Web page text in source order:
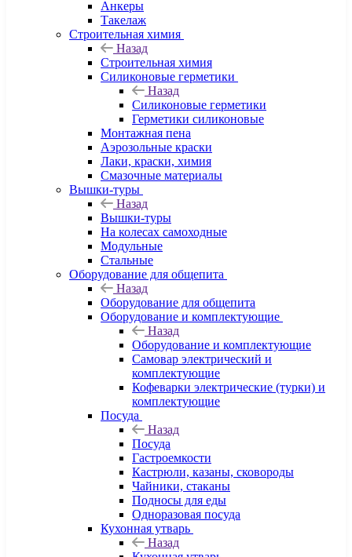
Анкеры
Такелаж
Строительная химия
Назад
Строительная химия
Силиконовые герметики
Назад
Силиконовые герметики
Герметики силиконовые
Монтажная пена
Аэрозольные краски
Лаки, краски, химия
Смазочные материалы
Вышки-туры
Назад
Вышки-туры
На колесах самоходные
Модульные
Стальные
Оборудование для общепита
Назад
Оборудование для общепита
Оборудование и комплектующие
Назад
Оборудование и комплектующие
Самовар электрический и
комплектующие
Кофеварки электрические (турки) и
комплектующие
Посуда
Назад
Посуда
Гастроемкости
Кастрюли, казаны, сковороды
Чайники, стаканы
Подносы для еды
Одноразовая посуда
Кухонная утварь
Назад